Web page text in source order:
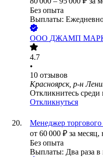
Без опыта
Выплаты:
ООО ДЖАМП
4.7
•
10 отзывов
Красноярск, р-н
Откликнитесь среди
Откликнуться
Менеджер торгового
от 60 000 ₽ за месяц,
Без опыта
Выплаты: Два раза в